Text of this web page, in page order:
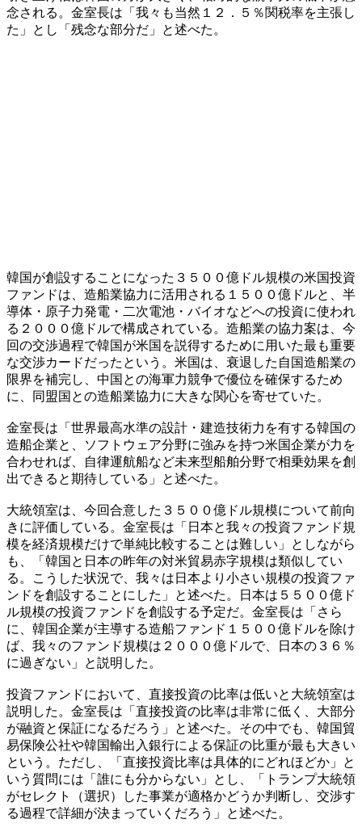
念される。金室長は「我々も当然１２．５％関税率を主張し
た」とし「残念な部分だ」と述べた。
韓国が創設することになった３５００億ドル規模の米国投資
ファンドは、造船業協力に活用される１５００億ドルと、半
導体・原子力発電・二次電池・バイオなどへの投資に使われ
る２０００億ドルで構成されている。造船業の協力案は、今
回の交渉過程で韓国が米国を説得するために用いた最も重要
な交渉カードだったという。米国は、衰退した自国造船業の
限界を補完し、中国との海軍力競争で優位を確保するため
に、同盟国との造船業協力に大きな関心を寄せていた。
金室長は「世界最高水準の設計・建造技術力を有する韓国の
造船企業と、ソフトウェア分野に強みを持つ米国企業が力を
合わせれば、自律運航船など未来型船舶分野で相乗効果を創
出できると期待している」と述べた。
大統領室は、今回合意した３５００億ドル規模について前向
きに評価している。金室長は「日本と我々の投資ファンド規
模を経済規模だけで単純比較することは難しい」としながら
も、「韓国と日本の昨年の対米貿易赤字規模は類似してい
る。こうした状況で、我々は日本より小さい規模の投資ファ
ンドを創設することにした」と述べた。日本は５５００億ド
ル規模の投資ファンドを創設する予定だ。金室長は「さら
に、韓国企業が主導する造船ファンド１５００億ドルを除け
ば、我々のファンド規模は２０００億ドルで、日本の３６％
に過ぎない」と説明した。
投資ファンドにおいて、直接投資の比率は低いと大統領室は
説明した。金室長は「直接投資の比率は非常に低く、大部分
が融資と保証になるだろう」と述べた。その中でも、韓国貿
易保険公社や韓国輸出入銀行による保証の比重が最も大きい
という。ただし、「直接投資比率は具体的にどれほどか」と
いう質問には「誰にも分からない」とし、「トランプ大統領
がセレクト（選択）した事業が適格かどうか判断し、交渉す
る過程で詳細が決まっていくだろう」と述べた。